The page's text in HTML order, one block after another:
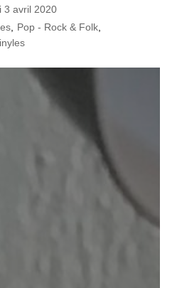
3 avril 2020
, Pop - Rock & Folk,